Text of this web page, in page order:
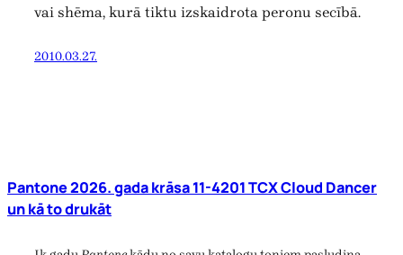
vai shēma, kurā tiktu izskaidrota peronu secībā.
2010.03.27.
Pantone 2026. gada krāsa 11-4201 TCX Cloud Dancer
un kā to drukāt